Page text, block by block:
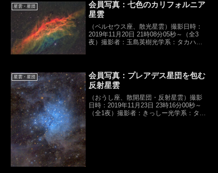
星雲・星団
会員写真：七色のカリフォルニア
星雲
（ペルセウス座、散光星雲）撮影日時：
2019年11月20日 21時08分05秒～（全3
夜）撮影者：玉島英樹光学系：タカハ
星雲・星団
会員写真：プレアデス星団を包む
反射星雲
（おうし座、散開星団・反射星雲）撮影
日時：2019年11月23日 23時16分00秒～
（全1夜）撮影者：きっしー光学系：タカ